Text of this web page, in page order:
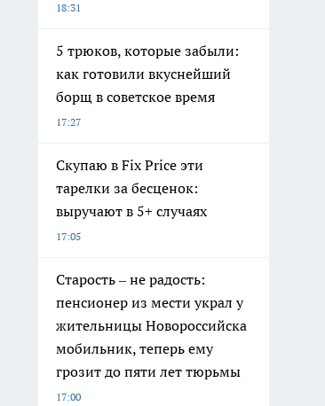
18:31
5 трюков, которые забыли:
как готовили вкуснейший
борщ в советское время
17:27
Скупаю в Fix Price эти
тарелки за бесценок:
выручают в 5+ случаях
17:05
Старость – не радость:
пенсионер из мести украл у
жительницы Новороссийска
мобильник, теперь ему
грозит до пяти лет тюрьмы
17:00